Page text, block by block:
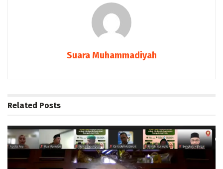
Suara Muhammadiyah
Related Posts